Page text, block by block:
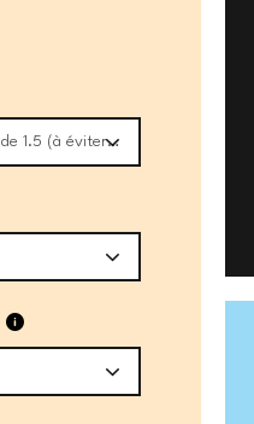
Bouffant Cream 80 gr main de 1.5 (à éviter si pages en quadri)
6